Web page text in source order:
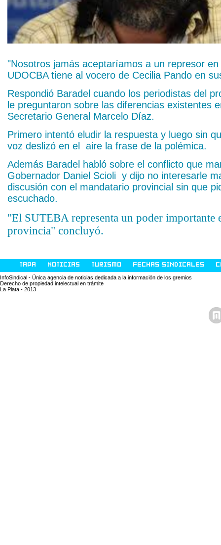
"Nosotros jamás aceptaríamos a un represor
UDOCBA tiene al vocero de Cecilia Pando en
Respondió Baradel cuando los periodistas del
le preguntaron sobre las diferencias existentes
Secretario General Marcelo Díaz.
Primero intentó eludir la respuesta y luego sin
voz deslizó en el aire la frase de la polémica.
Además Baradel habló sobre el conflicto que
Gobernador Daniel Scioli y dijo no interesarle
discusión con el mandatario provincial sin que
escuchado.
"El SUTEBA representa un poder importante
provincia" concluyó.
TAPA NOTICIAS TURISMO FECHAS SINDICALES
InfoSindical - Única agencia de noticias dedicada a la información de los gremios
Derecho de propiedad intelectual en trámite
La Plata - 2013